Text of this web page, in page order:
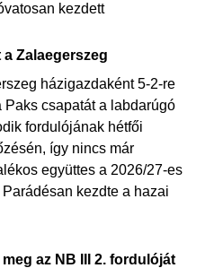
kezdett
Zalaegerszeg
házigazdaként 5-2-re
Paks csapatát a labdarúgó
fordulójának hétfői
így nincs már
együttes a 2026/27-es
kezdte a hazai
az NB III 2. fordulóját